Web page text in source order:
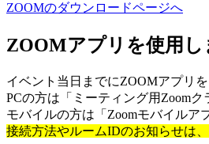
ZOOMのダウンロードページへ
ZOOMアプリを使用し
イベント当日までにZOOMアプリ
PCの方は「ミーティング用Zoomク
モバイルの方は「Zoomモバイルア
接続方法やルームIDのお知らせは